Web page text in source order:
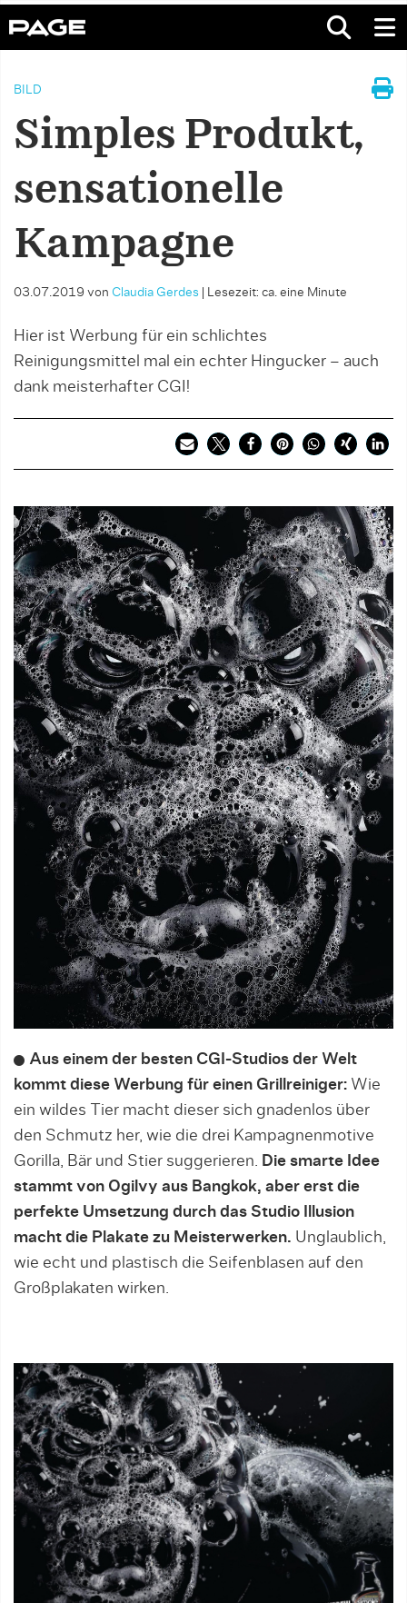
BILD
Simples Produkt,
sensationelle
Kampagne
03.07.2019 von Claudia Gerdes Lesezeit: ca. eine Minute
Hier ist Werbung für ein schlichtes
Reinigungsmittel mal ein echter Hingucker – auch
dank meisterhafter CGI!
Aus einem der besten CGI-Studios der Welt
kommt diese Werbung für einen Grillreiniger: Wie
ein wildes Tier macht dieser sich gnadenlos über
den Schmutz her, wie die drei Kampagnenmotive
Gorilla, Bär und Stier suggerieren. Die smarte Idee
stammt von Ogilvy aus Bangkok, aber erst die
perfekte Umsetzung durch das Studio Illusion
macht die Plakate zu Meisterwerken. Unglaublich,
wie echt und plastisch die Seifenblasen auf den
Großplakaten wirken.